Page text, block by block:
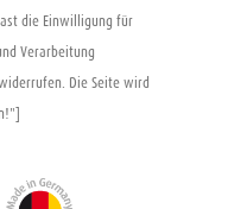
die Einwilligung für
Verarbeitung
Die Seite wird